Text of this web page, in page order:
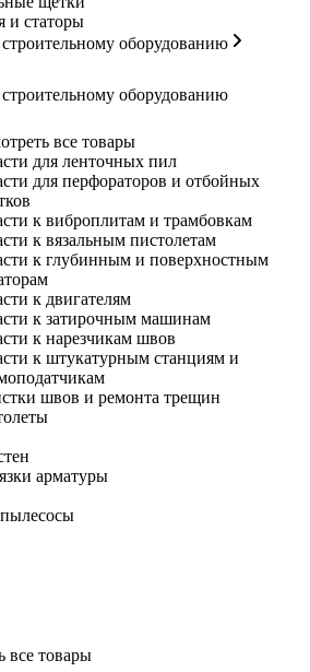
и статоры
оборудованию
оборудованию
все товары
для ленточных пил
для перфораторов и отбойных
к виброплитам и трамбовкам
к вязальным пистолетам
к глубинным и поверхностным
к двигателям
к затирочным машинам
к нарезчикам швов
к штукатурным станциям и
швов и ремонта трещин
арматуры
все товары